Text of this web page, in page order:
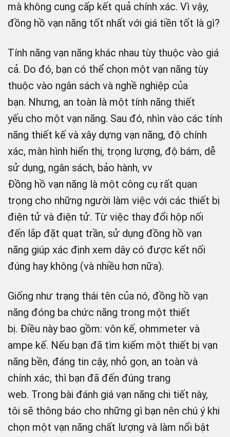
mà không cung cấp kết quả chính xác. Vì vậy,
đồng hồ vạn năng tốt nhất với giá tiền tốt là gì?
Tính năng vạn năng khác nhau tùy thuộc vào giá
cả. Do đó, bạn có thể chọn một vạn năng tùy
thuộc vào ngân sách và nghề nghiệp của
bạn. Nhưng, an toàn là một tính năng thiết
yếu cho một vạn năng. Sau đó, nhìn vào các tính
năng thiết kế và xây dựng vạn năng, độ chính
xác, màn hình hiển thị, trọng lượng, độ bám, dễ
sử dụng, ngân sách, bảo hành, vv
Đồng hồ vạn năng là một công cụ rất quan
trọng cho những người làm việc với các thiết bị
điện tử và điện tử. Từ việc thay đổi hộp nối
đến lắp đặt quạt trần, sử dụng đồng hồ vạn
năng giúp xác định xem dây có được kết nối
đúng hay không (và nhiều hơn nữa).
Giống như trạng thái tên của nó, đồng hồ vạn
năng đóng ba chức năng trong một thiết
bị. Điều này bao gồm: vôn kế, ohmmeter và
ampe kế. Nếu bạn đã tìm kiếm một thiết bị vạn
năng bền, đáng tin cậy, nhỏ gọn, an toàn và
chính xác, thì bạn đã đến đúng trang
web. Trong bài đánh giá vạn năng chi tiết này,
tôi sẽ thông báo cho những gì bạn nên chú ý khi
chọn một vạn năng chất lượng và làm nổi bật